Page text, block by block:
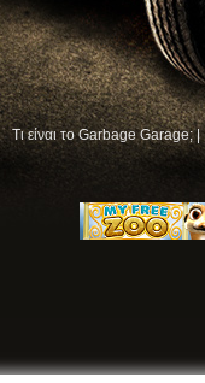
Τι είναι το Garbage Garage; |